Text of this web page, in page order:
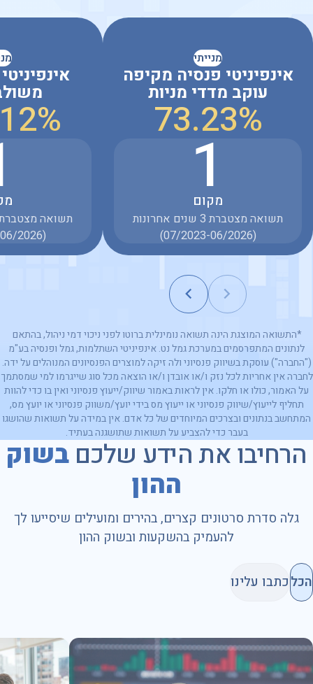
מנייתי
אינפיניטי פנסיה מקיפה
עוקב מדדי מניות
73.23%
1
מקום
תשואה מצטברת 3 שנים אחרונות
(07/2023-06/2026)
(07/2023-06/2026)
*התשואה המוצגת הינה תשואה נומינלית ברוטו לפני ניכוי דמי ניהול, בהתאם
לנתונים המתפרסמים במערכת גמל נט. אינפיניטי השתלמות, גמל ופנסיה בע"מ
("החברה") עוסקת בשיווק פנסיוני ולה זיקה למוצרים הפנסיונים המנוהלים על ידה.
לחברה אין אחריות לכל נזק ו/או אובדן ו/או הוצאה מכל סוג שייגרמו למי שמסתמך
על האמור, כולו או חלקו. אין לראות באמור שיווק/ייעוץ פנסיוני ואין בו כדי להוות
תחליף לייעוץ/שיווק פנסיוני או ייעוץ מס בידי יועץ/משווק פנסיוני או יועץ מס,
המתחשב בנתונים ובצרכים המיוחדים של כל אדם. אין במידה על תשואות שהושגו
בעבר כדי להצביע על תשואות שתושגנה בעתיד.
הרחיבו את הידע שלכםבשוק
ההון
גלה סדרת סרטונים קצרים, בהירים ומועילים שיסייעו לך
להעמיק בהשקעות ובשוק ההון
הכלכתבו עלינו